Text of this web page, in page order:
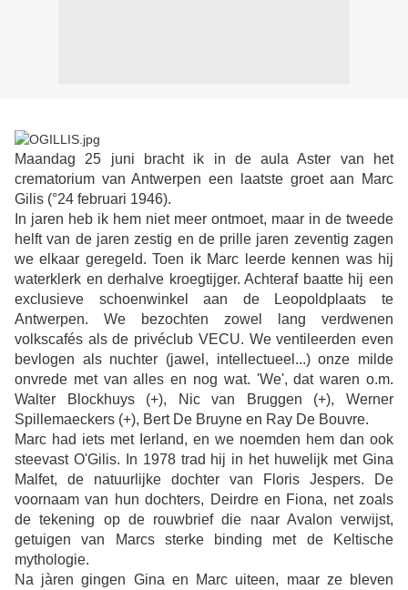
Maandag 25 juni bracht ik in de aula Aster van het
crematorium van Antwerpen een laatste groet aan Marc
Gilis (°24 februari 1946).
In jaren heb ik hem niet meer ontmoet, maar in de tweede
helft van de jaren zestig en de prille jaren zeventig zagen
we elkaar geregeld. Toen ik Marc leerde kennen was hij
waterklerk en derhalve kroegtijger. Achteraf baatte hij een
exclusieve schoenwinkel aan de Leopoldplaats te
Antwerpen. We bezochten zowel lang verdwenen
volkscafés als de privéclub VECU. We ventileerden even
bevlogen als nuchter (jawel, intellectueel...) onze milde
onvrede met van alles en nog wat. 'We', dat waren o.m.
Walter Blockhuys (+), Nic van Bruggen (+), Werner
Spillemaeckers (+), Bert De Bruyne en Ray De Bouvre.
Marc had iets met Ierland, en we noemden hem dan ook
steevast O'Gilis. In 1978 trad hij in het huwelijk met Gina
Malfet, de natuurlijke dochter van Floris Jespers. De
voornaam van hun dochters, Deirdre en Fiona, net zoals
de tekening op de rouwbrief die naar Avalon verwijst,
getuigen van Marcs sterke binding met de Keltische
mythologie.
Na jàren gingen Gina en Marc uiteen, maar ze bleven